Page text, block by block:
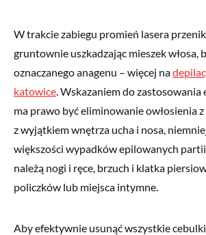
W trakcie zabiegu promień lasera
gruntownie uszkadzając mieszek włosa,
oznaczanego anagenu – więcej na
katowice. Wskazaniem do zastosowania
ma prawo być eliminowanie owłosienia z
z wyjątkiem wnętrza ucha i nosa,
większości wypadków epilowanych partii
należą nogi i ręce, brzuch i klatka
policzków lub miejsca intymne.
Aby efektywnie usunąć wszystkie